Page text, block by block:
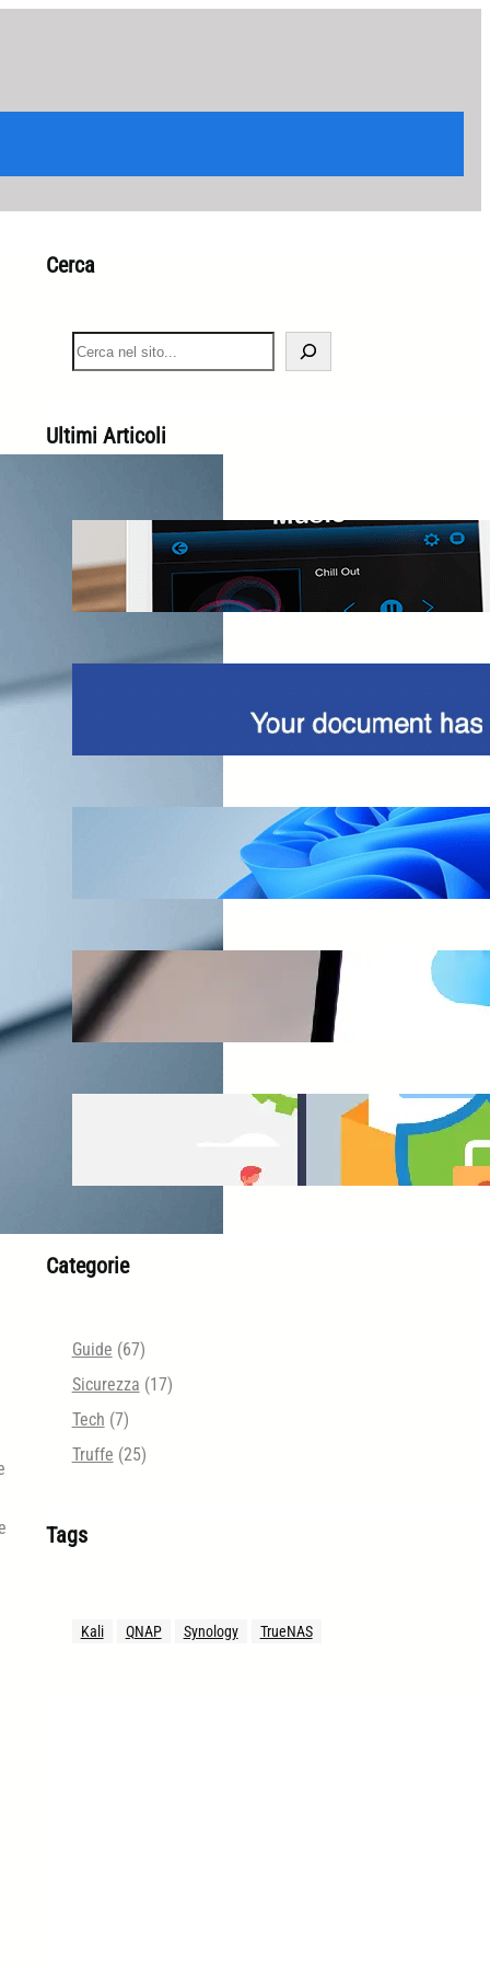
Cerca
S
e
c
h
Ultimi Articoli
Cambiare parola attivazione Alexa?
Guida dettagliata
document
Installare Windows 11 su VirtualBox
iCloud Protezione Avanzata
Categorie
Guide (67)
Sicurezza (17)
Tech (7)
Truffe (25)
Tags
Kali QNAP Synology TrueNAS